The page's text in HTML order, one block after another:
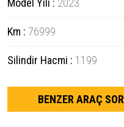
Model Yılı : 2023
Km : 76999
Silindir Hacmi : 1199
BENZER ARAÇ SOR